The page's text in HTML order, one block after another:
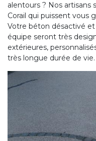
alentours ? Nos artisans
Corail qui puissent vous
Votre béton désactivé
équipe seront très
extérieures,
très longue durée de vie.